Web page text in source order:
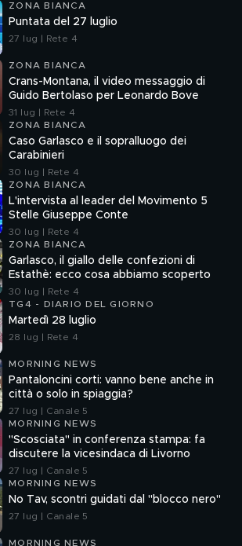
ZONA BIANCA
Puntata del 27 luglio
27 lug | Rete 4
ZONA BIANCA
Crans-Montana, il video messaggio di
Guido Bertolaso per Leonardo Bove
31 lug | Rete 4
ZONA BIANCA
Caso Garlasco e il sopralluogo dei
Carabinieri
30 lug | Rete 4
ZONA BIANCA
L'intervista al leader del Movimento 5
Stelle Giuseppe Conte
30 lug | Rete 4
ZONA BIANCA
Garlasco, il giallo delle confezioni di
Estathè: ecco cosa abbiamo scoperto
30 lug | Rete 4
TG4 - DIARIO DEL GIORNO
Martedì 28 luglio
28 lug | Rete 4
MORNING NEWS
Pantaloncini corti: vanno bene anche in
città o solo in spiaggia?
27 lug | Canale 5
MORNING NEWS
"Scosciata" in conferenza stampa: fa
discutere la vicesindaca di Livorno
27 lug | Canale 5
MORNING NEWS
No Tav, scontri guidati dal "blocco nero"
27 lug | Canale 5
MORNING NEWS